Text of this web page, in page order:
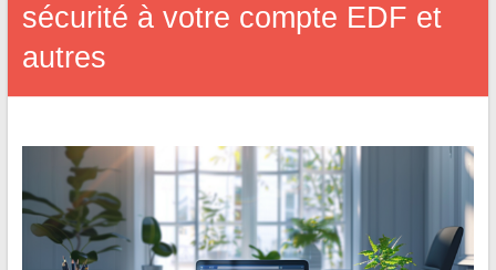
sécurité à votre compte EDF et
autres